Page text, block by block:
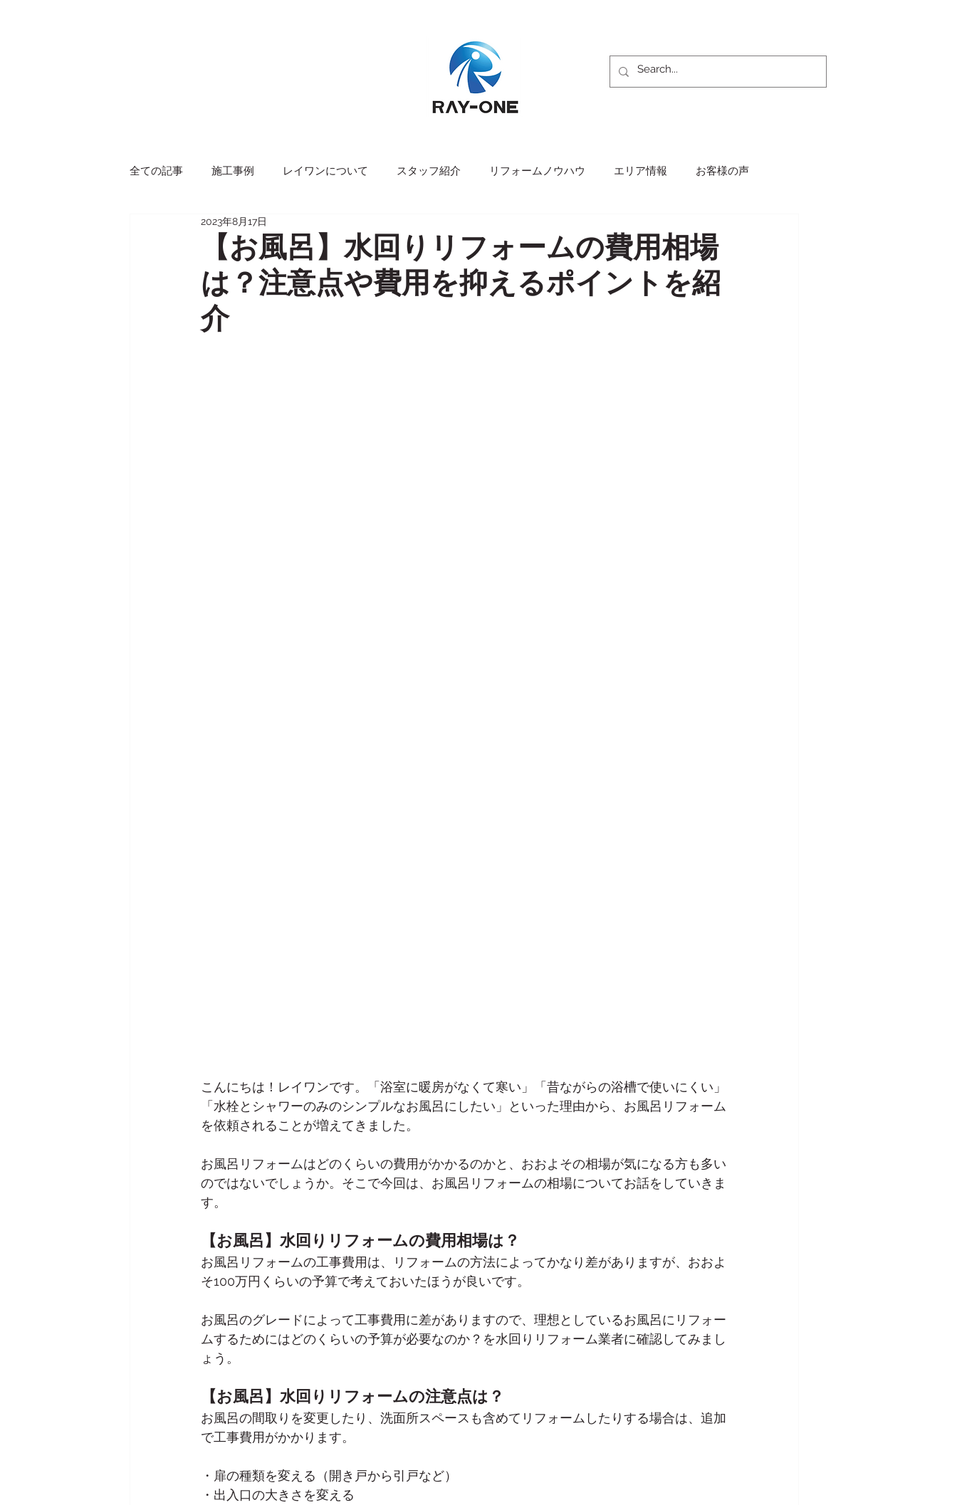
全ての記事 施工事例 レイワンについて スタッフ紹介 リフォームノウハウ エリア情報 お客様の声
商品紹介
【お風呂】水回りリフォームの費用相場
は？注意点や費用を抑えるポイントを紹
介
2023年8月17日
こんにちは！レイワンです。「浴室に暖房がなくて寒い」「昔ながらの浴槽で使いにくい」
「水栓とシャワーのみのシンプルなお風呂にしたい」といった理由から、お風呂リフォーム
を依頼されることが増えてきました。
お風呂リフォームはどのくらいの費用がかかるのかと、おおよその相場が気になる方も多い
のではないでしょうか。そこで今回は、お風呂リフォームの相場についてお話をしていきま
す。
【お風呂】水回りリフォームの費用相場は？
お風呂リフォームの工事費用は、リフォームの方法によってかなり差がありますが、おおよ
そ100万円くらいの予算で考えておいたほうが良いです。
お風呂のグレードによって工事費用に差がありますので、理想としているお風呂にリフォー
ムするためにはどのくらいの予算が必要なのか？を水回りリフォーム業者に確認してみまし
ょう。
【お風呂】水回りリフォームの注意点は？
お風呂の間取りを変更したり、洗面所スペースも含めてリフォームしたりする場合は、追加
で工事費用がかかります。
・扉の種類を変える（開き戸から引戸など）
・出入口の大きさを変える